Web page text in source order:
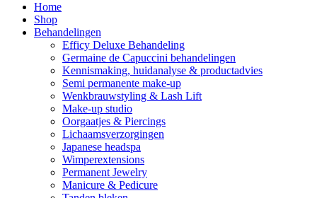
Home
Shop
Behandelingen
Efficy Deluxe Behandeling
Germaine de Capuccini behandelingen
Kennismaking, huidanalyse & productadvies
Semi permanente make-up
Wenkbrauwstyling & Lash Lift
Make-up studio
Oorgaatjes & Piercings
Lichaamsverzorgingen
Japanese headspa
Wimperextensions
Permanent Jewelry
Manicure & Pedicure